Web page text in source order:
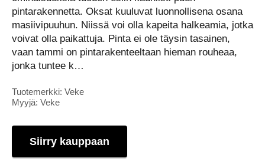
pintarakennetta. Oksat kuuluvat luonnollisena osana
masiivipuuhun. Niissä voi olla kapeita halkeamia, jotka
voivat olla paikattuja. Pinta ei ole täysin tasainen,
vaan tammi on pintarakenteeltaan hieman rouheaa,
jonka tuntee k…
Tuotemerkki: Veke
Myyjä: Veke
Siirry kauppaan